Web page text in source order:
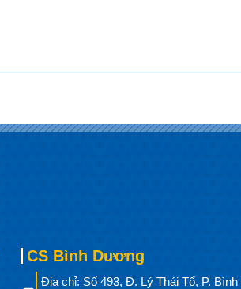
CS Bình Dương
Địa chỉ: Số 493, Đ. Lý Thái Tổ, P.